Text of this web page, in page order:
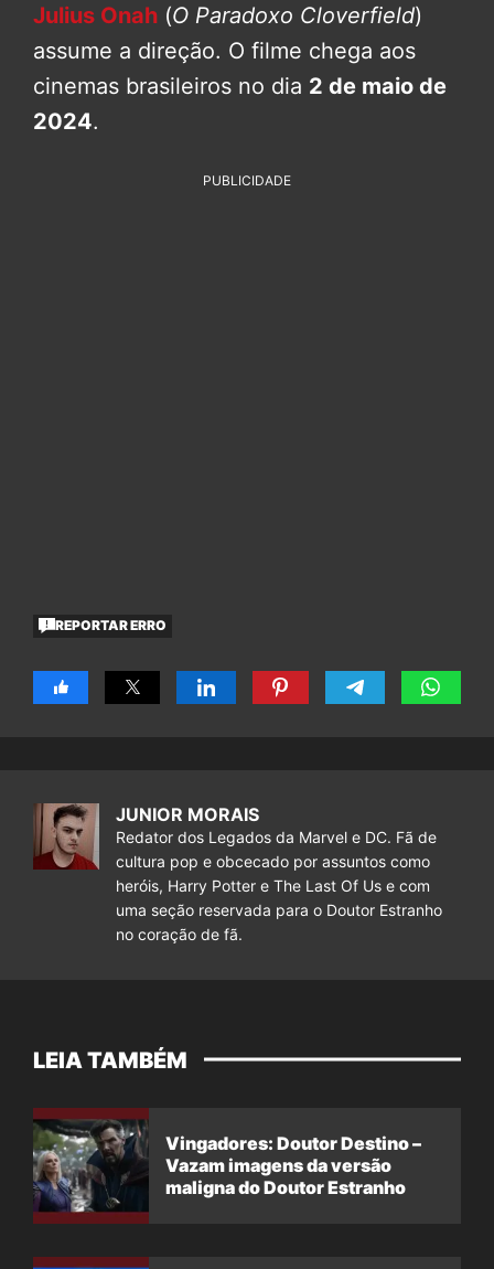
Julius Onah (O Paradoxo Cloverfield)
assume a direção. O filme chega aos
cinemas brasileiros no dia 2 de maio de
2024.
PUBLICIDADE
REPORTAR ERRO
JUNIOR MORAIS
Redator dos Legados da Marvel e DC. Fã de
cultura pop e obcecado por assuntos como
heróis, Harry Potter e The Last Of Us e com
uma seção reservada para o Doutor Estranho
no coração de fã.
LEIA TAMBÉM
Vingadores: Doutor Destino –
Vazam imagens da versão
maligna do Doutor Estranho